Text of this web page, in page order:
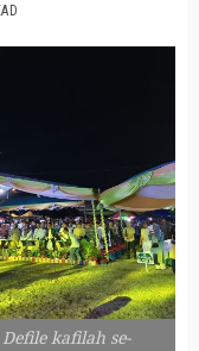
kafilah se-